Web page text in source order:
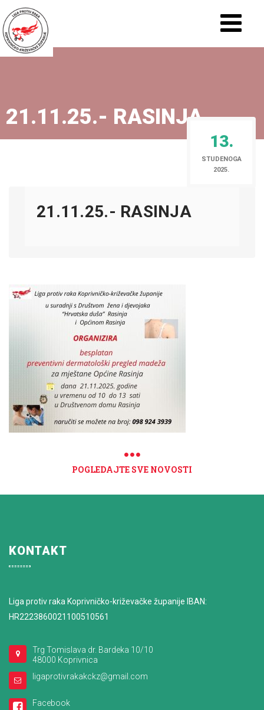
21.11.25.- RASINJA
13.
STUDENOGA
2025.
21.11.25.- RASINJA
POGLEDAJTE SVE NOVOSTI
KONTAKT
Liga protiv raka Koprivničko-križevačke županije IBAN:
HR2223860021100510561
Trg Tomislava dr. Bardeka 10/10
48000 Koprivnica
ligaprotivrakakckz@gmail.com
Facebook